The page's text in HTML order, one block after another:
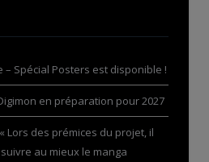
– Spécial Posters est disponible !
en préparation pour 2027
Lors des prémices du projet, il
au mieux le manga